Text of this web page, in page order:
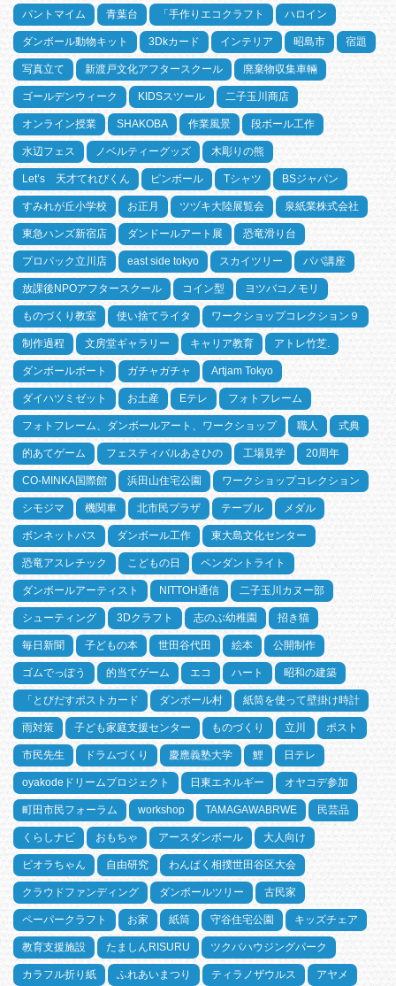
パントマイム 青葉台 「手作りエコクラフト ハロイン
ダンボール動物キット 3Dkカード インテリア 昭島市 宿題
写真立て 新渡戸文化アフタースクール 廃棄物収集車輛
ゴールデンウィーク KIDSスツール 二子玉川商店
オンライン授業 SHAKOBA 作業風景 段ボール工作
水辺フェス ノベルティーグッズ 木彫りの熊
Let’s 天才てれびくん ピンボール Tシャツ BSジャパン
すみれが丘小学校 お正月 ツヅキ大陸展覧会 泉紙業株式会社
東急ハンズ新宿店 ダンドールアート展 恐竜滑り台
プロパック立川店 east side tokyo スカイツリー パパ講座
放課後NPOアフタースクール コイン型 ヨツバコノモリ
ものづくり教室 使い捨てライタ ワークショップコレクション９
制作過程 文房堂ギャラリー キャリア教育 アトレ竹芝.
ダンボールボート ガチャガチャ Artjam Tokyo
ダイハツミゼット お土産 Eテレ フォトフレーム
フォトフレーム、ダンボールアート、ワークショップ 職人 式典
的あてゲーム フェスティバルあさひの 工場見学 20周年
CO-MINKA国際館 浜田山住宅公園 ワークショップコレクション
シモジマ 機関車 北市民プラザ テーブル メダル
ボンネットバス ダンボール工作 東大島文化センター
恐竜アスレチック こどもの日 ペンダントライト
ダンボールアーティスト NITTOH通信 二子玉川カヌー部
シューティング 3Dクラフト 志のぶ幼稚園 招き猫
毎日新聞 子どもの本 世田谷代田 絵本 公開制作
ゴムでっぽう 的当てゲーム エコ ハート 昭和の建築
「とびだすポストカード ダンボール村 紙筒を使って壁掛け時計
雨対策 子ども家庭支援センター ものづくり 立川 ポスト
市民先生 ドラムづくり 慶應義塾大学 鯉 日テレ
oyakodeドリームプロジェクト 日東エネルギー オヤコデ参加
町田市民フォーラム workshop TAMAGAWABRWE 民芸品
くらしナビ おもちゃ アースダンボール 大人向け
ビオラちゃん 自由研究 わんぱく相撲世田谷区大会
クラウドファンディング ダンボールツリー 古民家
ペーパークラフト お家 紙筒 守谷住宅公園 キッズチェア
教育支援施設 たましんRISURU ツクバハウジングパーク
カラフル折り紙 ふれあいまつり ティラノザウルス アヤメ